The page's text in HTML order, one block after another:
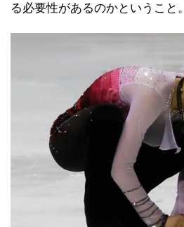
る必要性があるのかということ。